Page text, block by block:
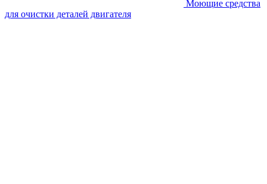
Моющие средства
для очистки деталей двигателя